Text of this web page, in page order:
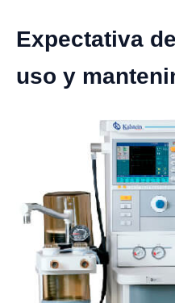
Expectativa
uso y